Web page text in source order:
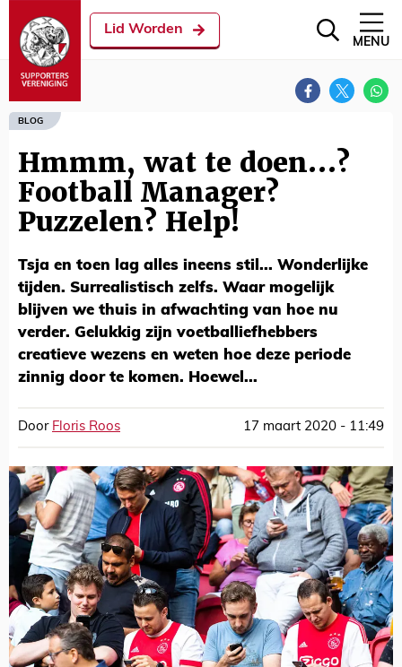
Lid Worden
MENU
BLOG
Hmmm, wat te doen…?
Football Manager?
Puzzelen? Help!
Tsja en toen lag alles ineens stil... Wonderlijke
tijden. Surrealistisch zelfs. Waar mogelijk
blijven we thuis in afwachting van hoe nu
verder. Gelukkig zijn voetballiefhebbers
creatieve wezens en weten hoe deze periode
zinnig door te komen. Hoewel...
Door Floris Roos 17 maart 2020 - 11:49